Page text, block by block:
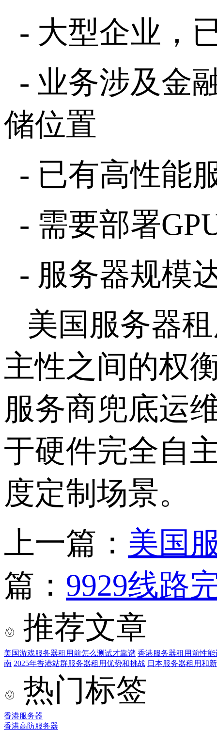
- 大型企业，
- 业务涉及金
储位置
- 已有高性能
- 需要部署
- 服务器规模
美国服务器
主性之间的权
服务商兜底运
于硬件完全自
度定制场景。
上一篇： 美国
篇： 9929线路
推荐文章
美国游戏服务器租用前怎么测试才靠谱 香港服务器租用前性
南 2025年香港站群服务器租用优势和挑战 日本服务器租用和
热门标签
香港服务器
香港高防服务器